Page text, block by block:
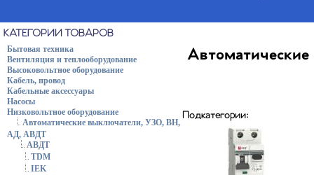
КАТЕГОРИИ ТОВАРОВ
Бытовая техника
Вентиляция и теплооборудование
Высоковольтное оборудование
Кабель, провод
Кабельные аксессуары
Насосы
Низковольтное оборудование
Автоматические выключатели, УЗО, ВН,
АД, АВДТ
АВДТ
TDM
IEK
Подкатегории: